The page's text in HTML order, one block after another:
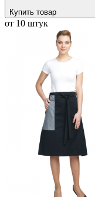
Купить товар
от 10 штук